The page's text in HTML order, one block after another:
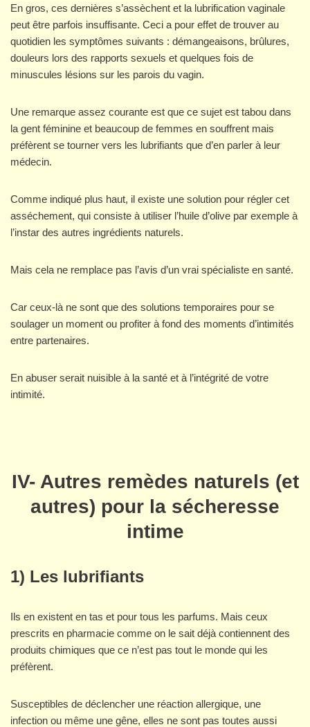
En gros, ces dernières s’assèchent et la lubrification vaginale
peut être parfois insuffisante. Ceci a pour effet de trouver au
quotidien les symptômes suivants : démangeaisons, brûlures,
douleurs lors des rapports sexuels et quelques fois de
minuscules lésions sur les parois du vagin.
Une remarque assez courante est que ce sujet est tabou dans
la gent féminine et beaucoup de femmes en souffrent mais
préfèrent se tourner vers les lubrifiants que d’en parler à leur
médecin.
Comme indiqué plus haut, il existe une solution pour régler cet
asséchement, qui consiste à utiliser l’huile d’olive par exemple à
l’instar des autres ingrédients naturels.
Mais cela ne remplace pas l’avis d’un vrai spécialiste en santé.
Car ceux-là ne sont que des solutions temporaires pour se
soulager un moment ou profiter à fond des moments d’intimités
entre partenaires.
En abuser serait nuisible à la santé et à l’intégrité de votre
intimité.
IV- Autres remèdes naturels (et
autres) pour la sécheresse
intime
1) Les lubrifiants
Ils en existent en tas et pour tous les parfums. Mais ceux
prescrits en pharmacie comme on le sait déjà contiennent des
produits chimiques que ce n’est pas tout le monde qui les
préfèrent.
Susceptibles de déclencher une réaction allergique, une
infection ou même une gêne, elles ne sont pas toutes aussi